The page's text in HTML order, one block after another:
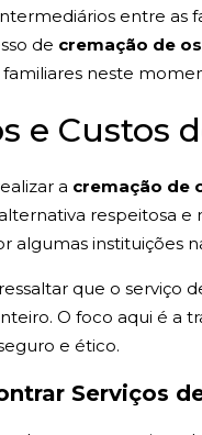
entre as
de cremação de
neste
e Custos
a cremação de
respeitosa e
algumas instituições
que o serviço
O foco aqui é a
e ético.
Serviços